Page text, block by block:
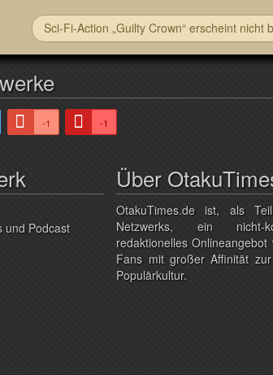
Sci-Fi-Action „Guilty Crown“ erscheint nicht
-1 -1
und Podcast
Über
OtakuTimes.de ist, als
Netzwerks, ein nicht-
redaktionelles
Fans mit großer Affinität
Populärkultur.